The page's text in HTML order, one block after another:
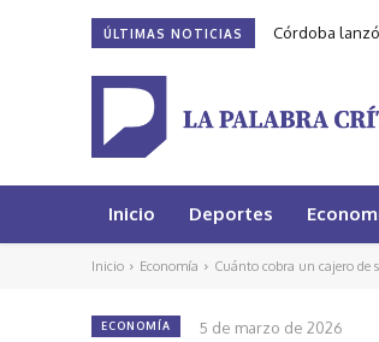
ÚLTIMAS NOTICIAS Córdoba
Inicio Deportes
Inicio Economía Cuánto cobra un cajero de
ECONOMÍA 5 de marzo de 2026